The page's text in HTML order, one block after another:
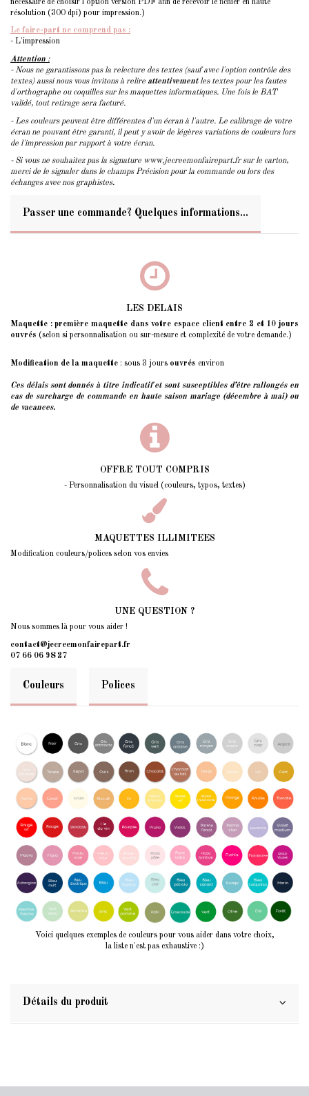
nécéssaire de choisir l'option version PDF afin de recevoir le fichier en haute
résolution (300 dpi) pour impression.)
Le faire-part ne comprend pas :
- L'impression
Attention :
- Nous ne garantissons pas la relecture des textes (sauf avec l'option contrôle des
textes) aussi nous vous invitons à relire attentivementles textes pour les fautes
d'orthographe ou coquilles sur les maquettes informatiques. Une fois le BAT
validé, tout retirage sera facturé.
- Les couleurs peuvent être différentes d'un écran à l'autre. Le calibrage de votre
écran ne pouvant être garanti, il peut y avoir de légères variations de couleurs lors
de l'impression par rapport à votre écran.
- Si vous ne souhaitez pas la signature www.jecreemonfairepart.fr sur le carton,
merci de le signaler dans le champs Précision pour la commande ou lors des
échanges avec nos graphistes.
Passer une commande? Quelques informations...
LES DELAIS
Maquette : première maquette dans votre espace client entre 2 et 10 jours
ouvrés (selon si personnalisation ou sur-mesure et complexité de votre demande.)
Modification de la maquette : sous 3 jours ouvrés environ
Ces délais sont donnés à titre indicatif et sont susceptibles d’être rallongés en
cas de surcharge de commande en haute saison mariage (décembre à mai) ou
de vacances.
OFFRE TOUT COMPRIS
- Personnalisation du visuel (couleurs, typos, textes)
MAQUETTES ILLIMITEES
Modification couleurs/polices selon vos envies
UNE QUESTION ?
Nous sommes là pour vous aider !
contact@jecreemonfairepart.fr
07 66 06 98 27
Couleurs Polices
Voici quelques exemples de couleurs pour vous aider dans votre choix,
la liste n'est pas exhaustive :)
Détails du produit